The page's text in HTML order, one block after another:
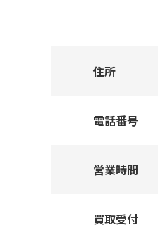
住所
電話番号
営業時間
買取受付